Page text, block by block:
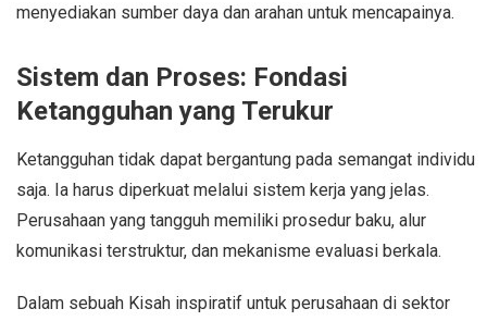
menyediakan sumber daya dan arahan untuk mencapainya.
Sistem dan Proses: Fondasi
Ketangguhan yang Terukur
Ketangguhan tidak dapat bergantung pada semangat individu
saja. Ia harus diperkuat melalui sistem kerja yang jelas.
Perusahaan yang tangguh memiliki prosedur baku, alur
komunikasi terstruktur, dan mekanisme evaluasi berkala.
Dalam sebuah Kisah inspiratif untuk perusahaan di sektor